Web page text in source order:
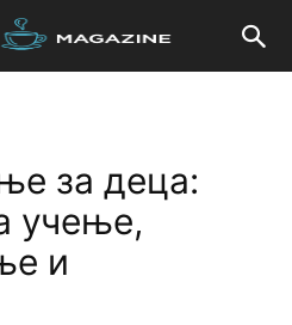
за деца:
учење,
и